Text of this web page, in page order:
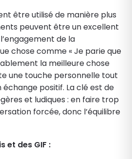
être utilisé de manière plus
peuvent être un excellent
de la
chose comme « Je parie que
la meilleure chose
une touche personnelle tout
positif. La clé est de
et ludiques : en faire trop
forcée, donc l’équilibre
et des GIF :